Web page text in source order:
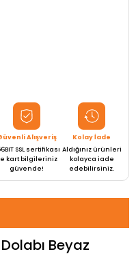
Alışveriş
SSL sertifikası
kart bilgileriniz
güvende!
Kolay İade
Aldığınız ürünleri
kolayca iade
edebilirsiniz.
Beyaz